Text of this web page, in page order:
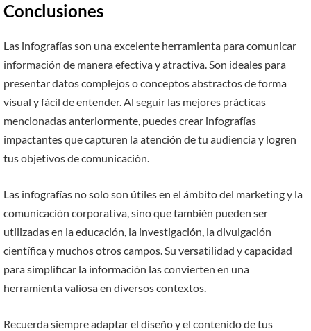
Conclusiones
Las infografías son una excelente herramienta para comunicar
información de manera efectiva y atractiva. Son ideales para
presentar datos complejos o conceptos abstractos de forma
visual y fácil de entender. Al seguir las mejores prácticas
mencionadas anteriormente, puedes crear infografías
impactantes que capturen la atención de tu audiencia y logren
tus objetivos de comunicación.
Las infografías no solo son útiles en el ámbito del marketing y la
comunicación corporativa, sino que también pueden ser
utilizadas en la educación, la investigación, la divulgación
científica y muchos otros campos. Su versatilidad y capacidad
para simplificar la información las convierten en una
herramienta valiosa en diversos contextos.
Recuerda siempre adaptar el diseño y el contenido de tus